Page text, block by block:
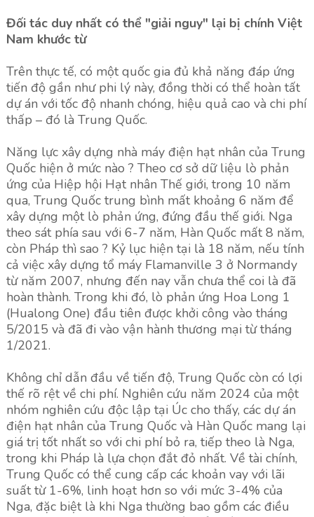
Đối tác duy nhất có thể "giải nguy" lại bị chính Việt
Nam khước từ
Trên thực tế, có một quốc gia đủ khả năng đáp ứng
tiến độ gần như phi lý này, đồng thời có thể hoàn tất
dự án với tốc độ nhanh chóng, hiệu quả cao và chi phí
thấp – đó là Trung Quốc.
Năng lực xây dựng nhà máy điện hạt nhân của Trung
Quốc hiện ở mức nào ? Theo cơ sở dữ liệu lò phản
ứng của Hiệp hội Hạt nhân Thế giới, trong 10 năm
qua, Trung Quốc trung bình mất khoảng 6 năm để
xây dựng một lò phản ứng, đứng đầu thế giới. Nga
theo sát phía sau với 6-7 năm, Hàn Quốc mất 8 năm,
còn Pháp thì sao ? Kỷ lục hiện tại là 18 năm, nếu tính
cả việc xây dựng tổ máy Flamanville 3 ở Normandy
từ năm 2007, nhưng đến nay vẫn chưa thể coi là đã
hoàn thành. Trong khi đó, lò phản ứng Hoa Long 1
(Hualong One) đầu tiên được khởi công vào tháng
5/2015 và đã đi vào vận hành thương mại từ tháng
1/2021.
Không chỉ dẫn đầu về tiến độ, Trung Quốc còn có lợi
thế rõ rệt về chi phí. Nghiên cứu năm 2024 của một
nhóm nghiên cứu độc lập tại Úc cho thấy, các dự án
điện hạt nhân của Trung Quốc và Hàn Quốc mang lại
giá trị tốt nhất so với chi phí bỏ ra, tiếp theo là Nga,
trong khi Pháp là lựa chọn đắt đỏ nhất. Về tài chính,
Trung Quốc có thể cung cấp các khoản vay với lãi
suất từ 1-6%, linh hoạt hơn so với mức 3-4% của
Nga, đặc biệt là khi Nga thường bao gồm các điều